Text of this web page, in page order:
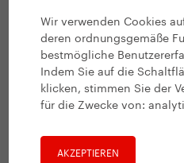
Wir verwenden Cookies
deren ordnungsgemäße
bestmögliche
Indem Sie auf die
klicken, stimmen Sie der
für die Zwecke von:
AKZEPTIEREN
Detail des Produkts